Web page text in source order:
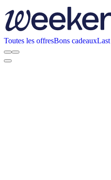
Toutes les offresBons cadeaux